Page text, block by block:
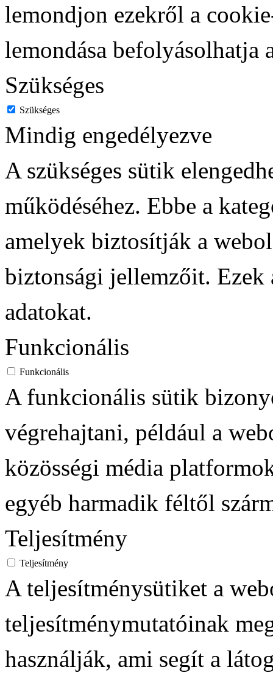
lemondjon ezekről a
lemondása befolyásolhatja
Szükséges
Szükséges
Mindig engedélyezve
A szükséges sütik
működéséhez. Ebbe a
amelyek biztosítják a
biztonsági jellemzőit. Ezek
adatokat.
Funkcionális
Funkcionális
A funkcionális sütik
végrehajtani, például a
közösségi média
egyéb harmadik féltől
Teljesítmény
Teljesítmény
A teljesítménysütiket a
teljesítménymutatóinak
használják, ami segít a